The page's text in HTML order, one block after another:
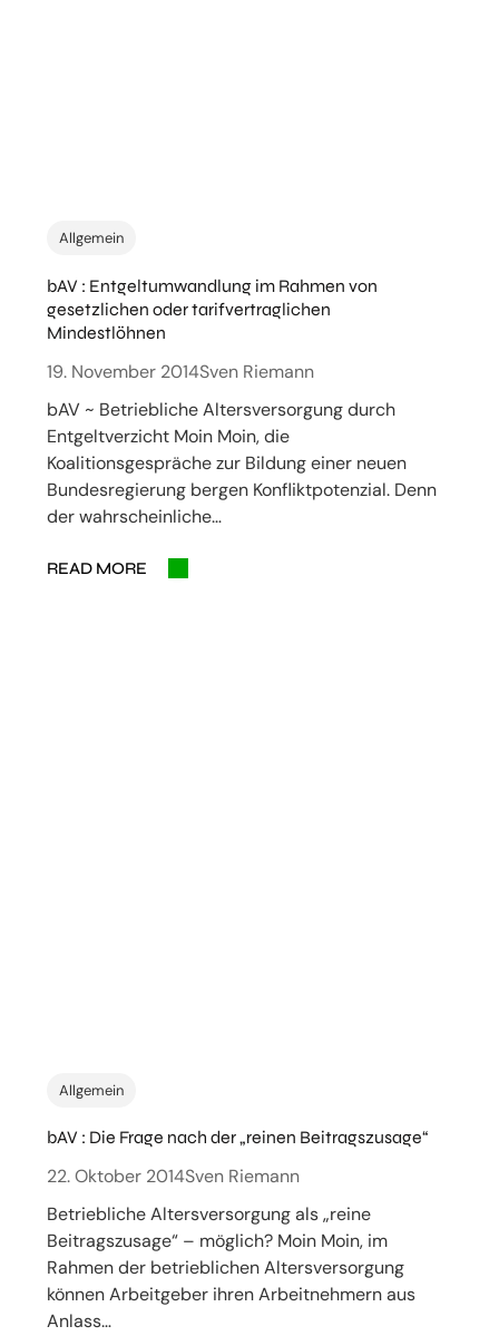
Allgemein
bAV : Entgeltumwandlung im Rahmen von
gesetzlichen oder tarifvertraglichen
Mindestlöhnen
19. November 2014Sven Riemann
bAV ~ Betriebliche Altersversorgung durch
Entgeltverzicht Moin Moin, die
Koalitionsgespräche zur Bildung einer neuen
Bundesregierung bergen Konfliktpotenzial. Denn
der wahrscheinliche…
READ MORE
Allgemein
bAV : Die Frage nach der „reinen Beitragszusage“
22. Oktober 2014Sven Riemann
Betriebliche Altersversorgung als „reine
Beitragszusage“ – möglich? Moin Moin, im
Rahmen der betrieblichen Altersversorgung
können Arbeitgeber ihren Arbeitnehmern aus
Anlass…